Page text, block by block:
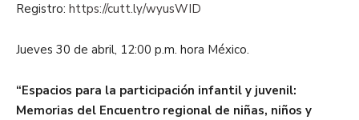
Registro: https://cutt.ly/wyusWID
Jueves 30 de abril, 12:00 p.m. hora México.
“Espacios para la participación infantil y juvenil:
Memorias del Encuentro regional de niñas, niños y